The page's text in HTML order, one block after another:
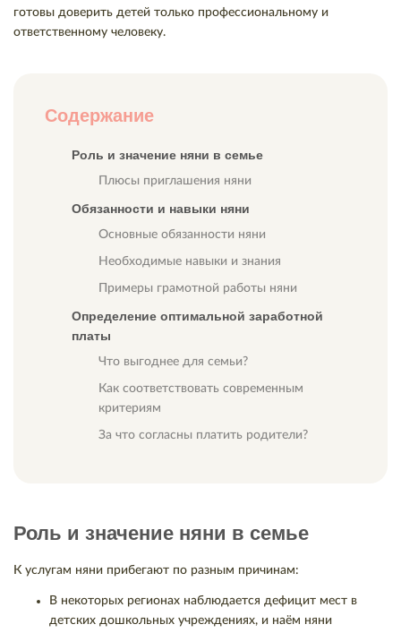
готовы доверить детей только профессиональному и
ответственному человеку.
Содержание
Роль и значение няни в семье
Плюсы приглашения няни
Обязанности и навыки няни
Основные обязанности няни
Необходимые навыки и знания
Примеры грамотной работы няни
Определение оптимальной заработной
платы
Что выгоднее для семьи?
Как соответствовать современным
критериям
За что согласны платить родители?
Роль и значение няни в семье
К услугам няни прибегают по разным причинам:
В некоторых регионах наблюдается дефицит мест в
детских дошкольных учреждениях, и наём няни